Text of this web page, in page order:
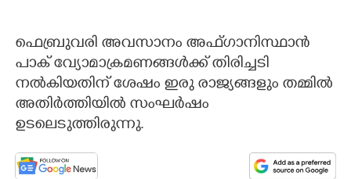
ഫെബ്രുവരി അവസാനം അഫ്ഗാനിസ്ഥാൻ
പാക് വ്യോമാക്രമണങ്ങൾക്ക് തിരിച്ചടി
നൽകിയതിന് ശേഷം ഇരു രാജ്യങ്ങളും തമ്മിൽ
അതിർത്തിയിൽ സംഘർഷം
ഉടലെടുത്തിരുന്നു.